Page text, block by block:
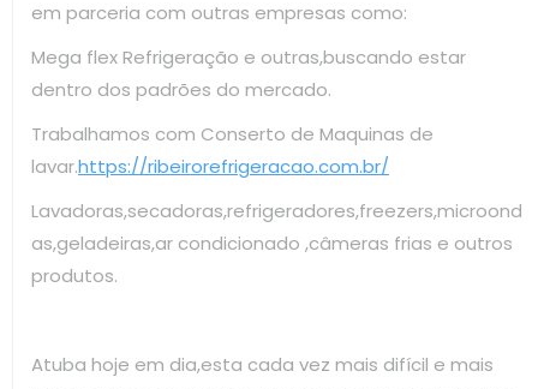
em parceria com outras empresas como:
Mega flex Refrigeração e outras,buscando estar
dentro dos padrões do mercado.
Trabalhamos com Conserto de Maquinas de
lavar.https://ribeirorefrigeracao.com.br/
Lavadoras,secadoras,refrigeradores,freezers,microond
as,geladeiras,ar condicionado ,câmeras frias e outros
produtos.
Atuba hoje em dia,esta cada vez mais difícil e mais